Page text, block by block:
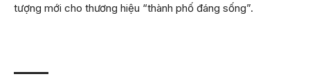
tượng mới cho thương hiệu “thành phố đáng sống”.